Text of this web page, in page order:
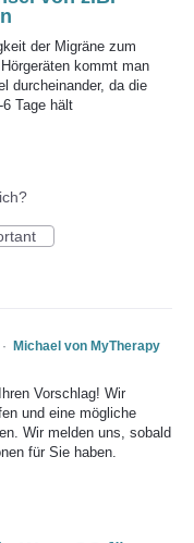
der Migräne zum
kommt man
durcheinander, da die
Tage hält
·
Michael von MyTherapy
Vorschlag! Wir
und eine mögliche
Wir melden uns, sobald
für Sie haben.